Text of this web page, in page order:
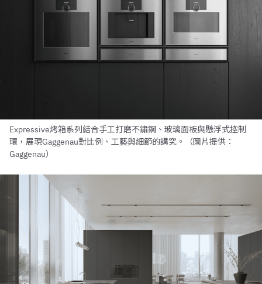
Expressive烤箱系列結合手工打磨不鏽鋼、玻璃面板與懸浮式控制
環，展現Gaggenau對比例、工藝與細節的講究。（圖片提供：
Gaggenau）